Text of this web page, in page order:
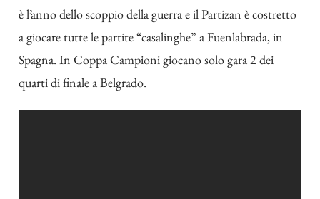
è l’anno dello scoppio della guerra e il Partizan è costretto
a giocare tutte le partite “casalinghe” a Fuenlabrada, in
Spagna. In Coppa Campioni giocano solo gara 2 dei
quarti di finale a Belgrado.